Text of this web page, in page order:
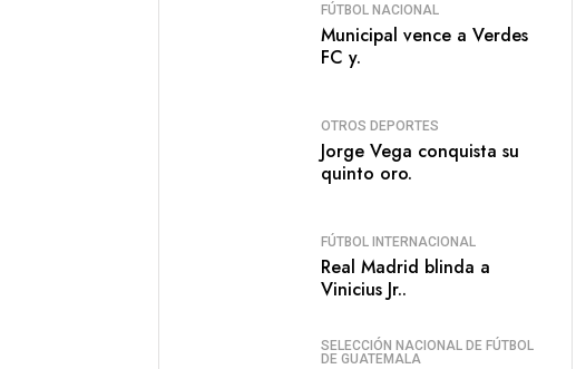
FÚTBOL NACIONAL
Municipal vence a Verdes
FC y.
OTROS DEPORTES
Jorge Vega conquista su
quinto oro.
FÚTBOL INTERNACIONAL
Real Madrid blinda a
Vinicius Jr..
SELECCIÓN NACIONAL DE FÚTBOL
DE GUATEMALA